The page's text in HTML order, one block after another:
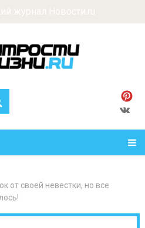
своей невестки, но все